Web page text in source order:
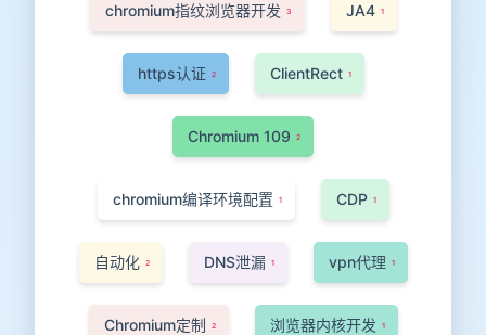
chromium指纹浏览器开发 3 JA4 1
https认证 2 ClientRect 1
Chromium 109 2
chromium编译环境配置 1 CDP 1
自动化 2 DNS泄漏 1 vpn代理 1
Chromium定制 2 浏览器内核开发 1